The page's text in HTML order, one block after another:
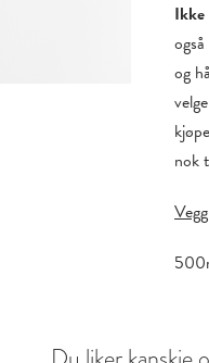
Ikke
og
nok